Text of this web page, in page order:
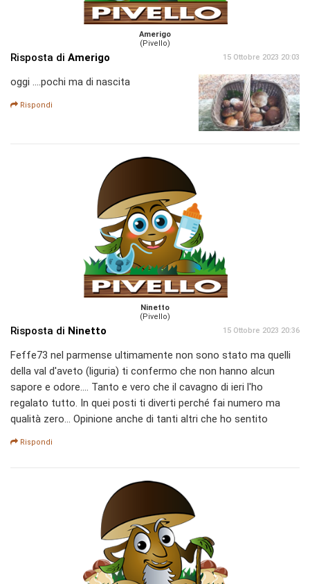
Amerigo
(Pivello)
Risposta di Amerigo 15 Ottobre 2023 20:03
oggi ....pochi ma di nascita
Rispondi
Ninetto
(Pivello)
Risposta di Ninetto 15 Ottobre 2023 20:36
Feffe73 nel parmense ultimamente non sono stato ma quelli
della val d'aveto (liguria) ti confermo che non hanno alcun
sapore e odore.... Tanto e vero che il cavagno di ieri l'ho
regalato tutto. In quei posti ti diverti perché fai numero ma
qualità zero... Opinione anche di tanti altri che ho sentito
Rispondi